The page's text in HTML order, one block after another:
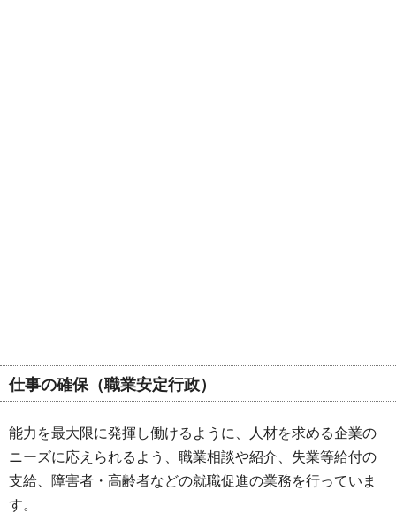
仕事の確保（職業安定行政）
能力を最大限に発揮し働けるように、人材を求める企業の
ニーズに応えられるよう、職業相談や紹介、失業等給付の
支給、障害者・高齢者などの就職促進の業務を行っていま
す。